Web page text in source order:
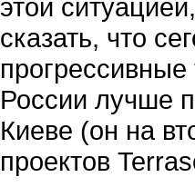
этой
сказать, что
прогрессивные
России лучше
Киеве (он на
проектов